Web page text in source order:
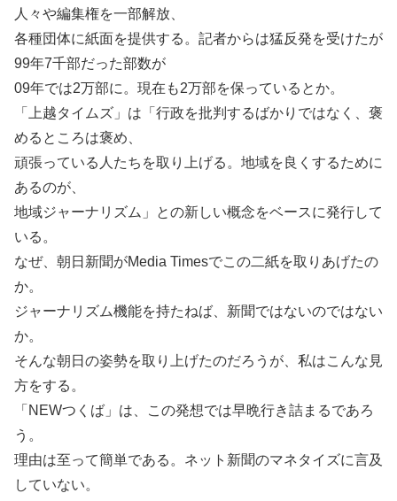
人々や編集権を一部解放、
各種団体に紙面を提供する。記者からは猛反発を受けたが
99年7千部だった部数が
09年では2万部に。現在も2万部を保っているとか。
「上越タイムズ」は「行政を批判するばかりではなく、褒
めるところは褒め、
頑張っている人たちを取り上げる。地域を良くするために
あるのが、
地域ジャーナリズム」との新しい概念をベースに発行して
いる。
なぜ、朝日新聞がMedia Timesでこの二紙を取りあげたの
か。
ジャーナリズム機能を持たねば、新聞ではないのではない
か。
そんな朝日の姿勢を取り上げたのだろうが、私はこんな見
方をする。
「NEWつくば」は、この発想では早晩行き詰まるであろ
う。
理由は至って簡単である。ネット新聞のマネタイズに言及
していない。